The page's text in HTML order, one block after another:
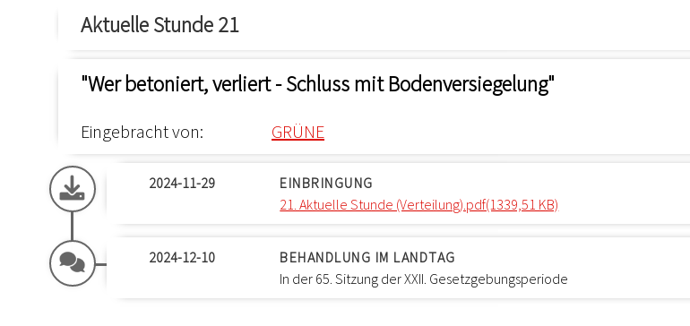
Aktuelle Stunde 21
"Wer betoniert, verliert - Schluss mit Bodenversiegelung"
Eingebracht von: GRÜNE
2024-11-29
EINBRINGUNG
21. Aktuelle Stunde (Verteilung).pdf(1339,51 KB)
2024-12-10
BEHANDLUNG IM LANDTAG
In der 65. Sitzung der XXII. Gesetzgebungsperiode